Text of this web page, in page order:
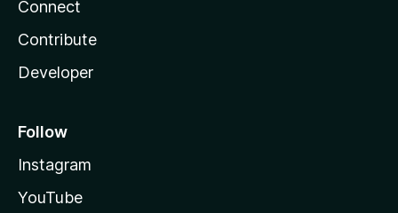
Connect
Contribute
Developer
Follow
Instagram
YouTube